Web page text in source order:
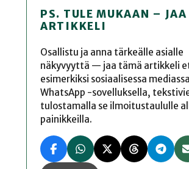
PS. TULE MUKAAN –
ARTIKKELI
Osallistu ja anna tärkeälle asialle
näkyvyyttä — jaa tämä artikkeli
esimerkiksi sosiaalisessa
WhatsApp -sovelluksella,
tulostamalla se ilmoitustaululle
painikkeilla.